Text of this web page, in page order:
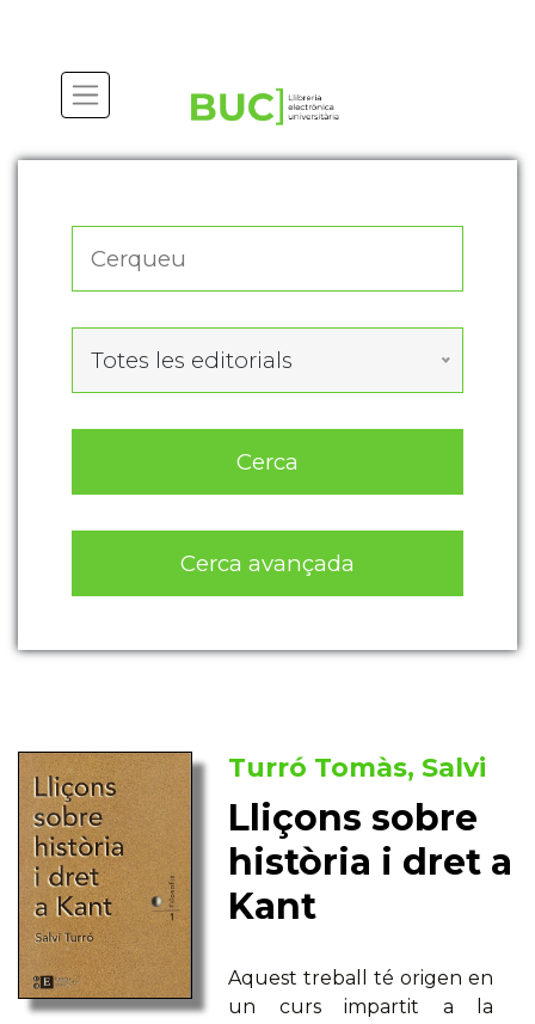
Totes les editorials
Cerca
Cerca avançada
Turró Tomàs, Salvi
Lliçons sobre
història i dret a
Kant
Aquest treball té origen en
un curs impartit a la